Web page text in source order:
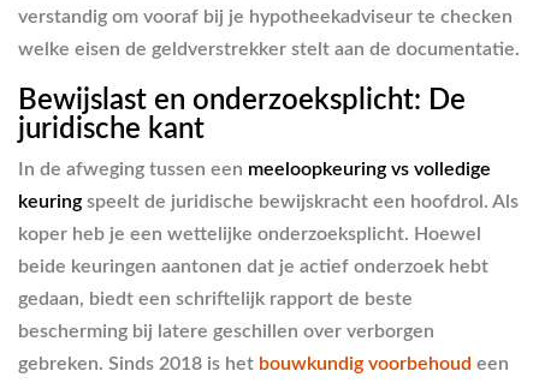
verstandig om vooraf bij je hypotheekadviseur te checken
welke eisen de geldverstrekker stelt aan de documentatie.
Bewijslast en onderzoeksplicht: De
juridische kant
In de afweging tussen een meeloopkeuring vs volledige
keuring speelt de juridische bewijskracht een hoofdrol. Als
koper heb je een wettelijke onderzoeksplicht. Hoewel
beide keuringen aantonen dat je actief onderzoek hebt
gedaan, biedt een schriftelijk rapport de beste
bescherming bij latere geschillen over verborgen
gebreken. Sinds 2018 is het bouwkundig voorbehoud een